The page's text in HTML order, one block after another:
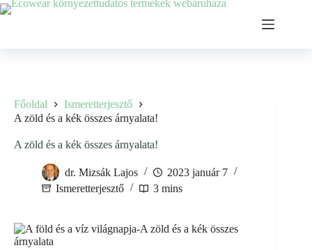
Ugrás
a
Főoldal
Ismeretterjesztő
A zöld és a kék összes árnyalata!
A zöld és a kék összes árnyalata!
dr. Mizsák Lajos
2023 január 7
Ismeretterjesztő
3 mins